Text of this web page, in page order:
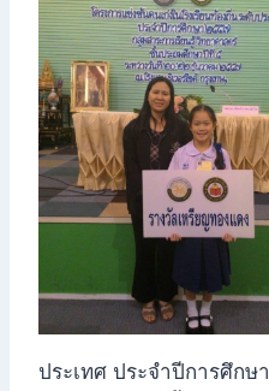
ประเทศ ประจำปีการศึกษ